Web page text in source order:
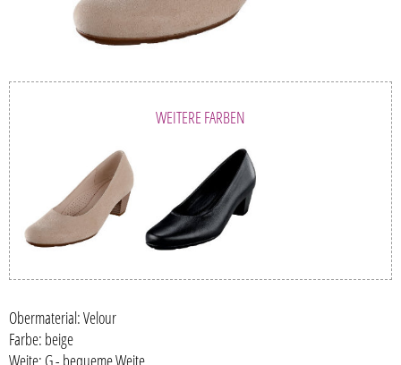
WEITERE FARBEN
Obermaterial: Velour
Farbe: beige
Weite: G - bequeme Weite